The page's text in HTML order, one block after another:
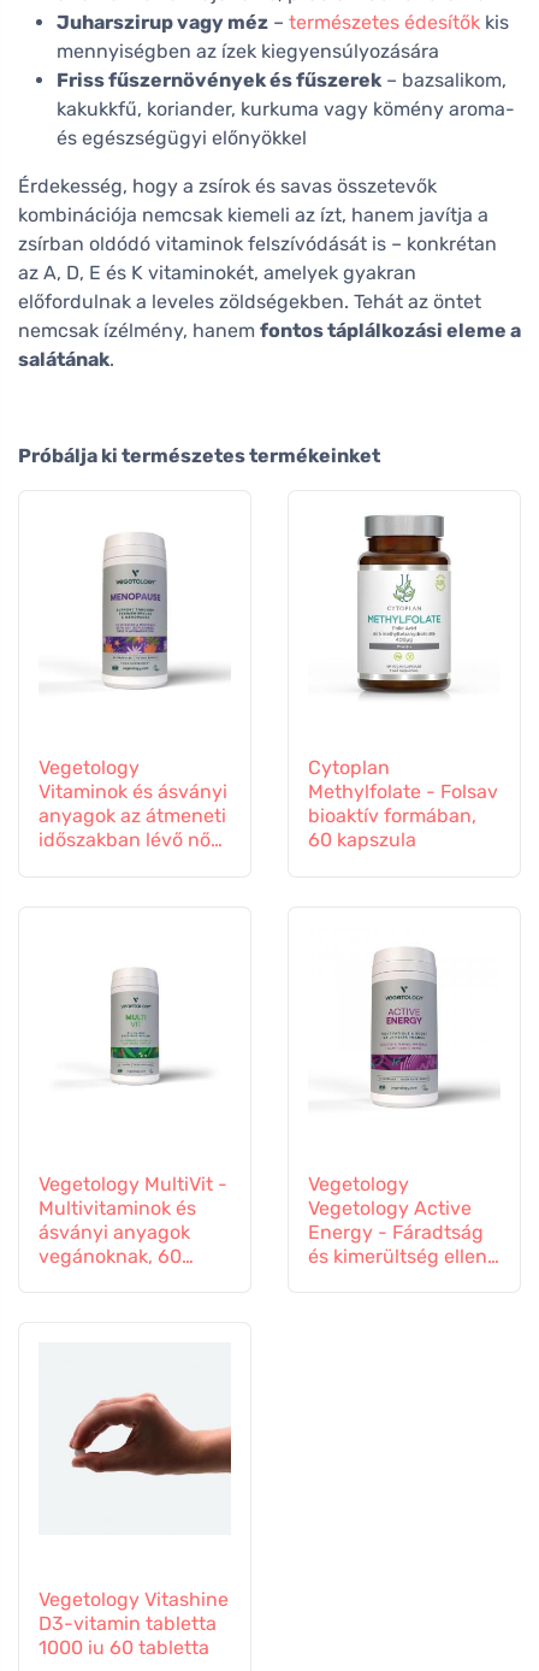
Juharszirup vagy méz – természetes édesítők kis
mennyiségben az ízek kiegyensúlyozására
Friss fűszernövények és fűszerek – bazsalikom,
kakukkfű, koriander, kurkuma vagy kömény aroma-
és egészségügyi előnyökkel
Érdekesség, hogy a zsírok és savas összetevők
kombinációja nemcsak kiemeli az ízt, hanem javítja a
zsírban oldódó vitaminok felszívódását is – konkrétan
az A, D, E és K vitaminokét, amelyek gyakran
előfordulnak a leveles zöldségekben. Tehát az öntet
nemcsak ízélmény, hanem fontos táplálkozási eleme a
salátának.
Próbálja ki természetes termékeinket
Vegetology
Vitaminok és ásványi
anyagok az átmeneti
időszakban lévő nők
Cytoplan
Methylfolate - Folsav
bioaktív formában,
60 kapszula
Vegetology MultiVit -
Multivitaminok és
ásványi anyagok
vegánoknak, 60
Vegetology
Vegetology Active
Energy - Fáradtság
és kimerültség ellen,
Vegetology Vitashine
D3-vitamin tabletta
1000 iu 60 tabletta